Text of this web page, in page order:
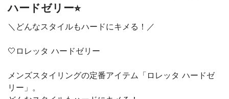
ハードゼリー⭐︎
＼どんなスタイルもハードにキメる！／
🤍ロレッタ ハードゼリー
メンズスタイリングの定番アイテム「ロレッタ ハードゼ
リー」。